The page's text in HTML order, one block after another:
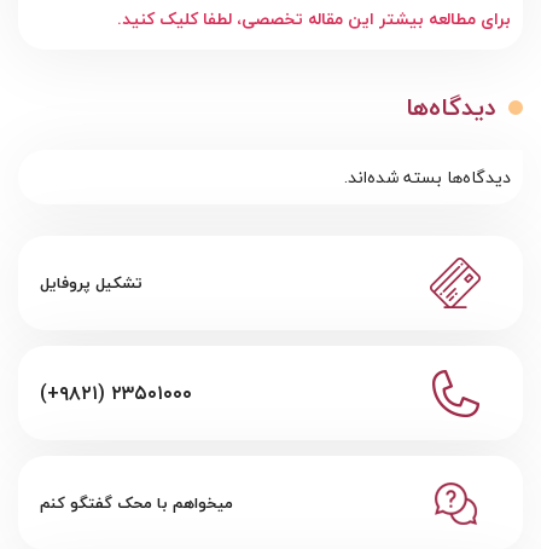
برای مطالعه بیشتر این مقاله تخصصی، لطفا کلیک کنید.
دیدگاه‌ها
دیدگاه‌ها بسته شده‌اند.
تشکیل پروفایل
(+۹۸۲۱) ۲۳۵۰۱۰۰۰
میخواهم با محک گفتگو کنم